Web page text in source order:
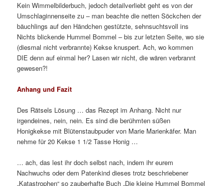
Kein Wimmelbilderbuch, jedoch detailverliebt geht es von der
Umschlaginnenseite zu – man beachte die netten Söckchen der
bäuchlings auf den Händchen gestützte, sehnsuchtsvoll ins
Nichts blickende Hummel Bommel – bis zur letzten Seite, wo sie
(diesmal nicht verbrannte) Kekse knuspert. Ach, wo kommen
DIE denn auf einmal her? Lasen wir nicht, die wären verbrannt
gewesen?!
Anhang und Fazit
Des Rätsels Lösung … das Rezept im Anhang. Nicht nur
irgendeines, nein, nein. Es sind die berühmten süßen
Honigkekse mit Blütenstaubpuder von Marie Marienkäfer. Man
nehme für 20 Kekse 1 1/2 Tasse Honig …
… ach, das lest ihr doch selbst nach, indem ihr eurem
Nachwuchs oder dem Patenkind dieses trotz beschriebener
„Katastrophen“ so zauberhafte Buch „Die kleine Hummel Bommel